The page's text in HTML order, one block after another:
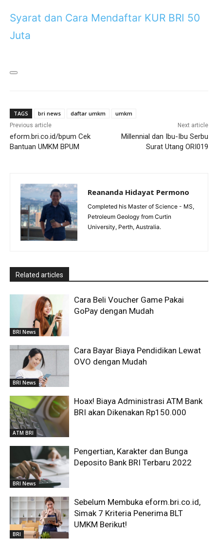
Syarat dan Cara Mendaftar KUR BRI 50
Juta
TAGS bri news daftar umkm umkm
Previous article
eform.bri.co.id/bpum Cek
Bantuan UMKM BPUM
Next article
Millennial dan Ibu-Ibu Serbu
Surat Utang ORI019
Reananda Hidayat Permono
Completed his Master of Science - MS,
Petroleum Geology from Curtin
University, Perth, Australia.
Related articles
BRI News
Cara Beli Voucher Game Pakai
GoPay dengan Mudah
BRI News
Cara Bayar Biaya Pendidikan Lewat
OVO dengan Mudah
ATM BRI
Hoax! Biaya Administrasi ATM Bank
BRI akan Dikenakan Rp150.000
BRI News
Pengertian, Karakter dan Bunga
Deposito Bank BRI Terbaru 2022
BRI
Sebelum Membuka eform.bri.co.id,
Simak 7 Kriteria Penerima BLT
UMKM Berikut!